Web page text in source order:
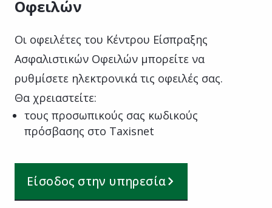
Οφειλών
Οι οφειλέτες του Κέντρου Είσπραξης
Ασφαλιστικών Οφειλών μπορείτε να
ρυθμίσετε ηλεκτρονικά τις οφειλές σας.
Θα χρειαστείτε:
τους προσωπικούς σας κωδικούς
πρόσβασης στο Taxisnet
Είσοδος στην υπηρεσία